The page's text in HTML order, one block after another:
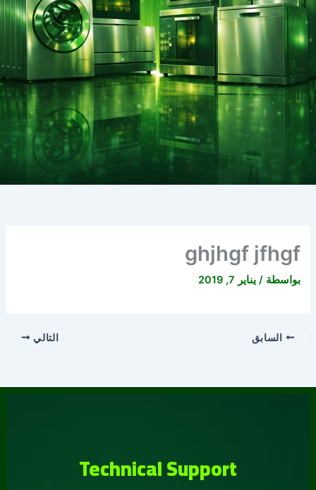
ghjhgf jfhgf
بواسطة /يناير 7, 2019
السابق التالي
Technical Support